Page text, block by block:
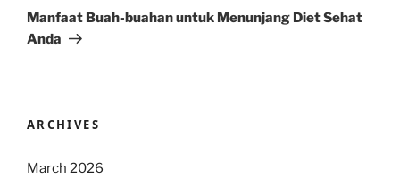
Post
Manfaat Buah-buahan untuk Menunjang Diet Sehat
Anda
ARCHIVES
March 2026